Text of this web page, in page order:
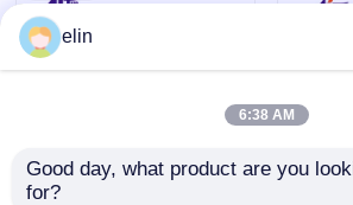
elin
6:38 AM
Good day, what product are you
for?